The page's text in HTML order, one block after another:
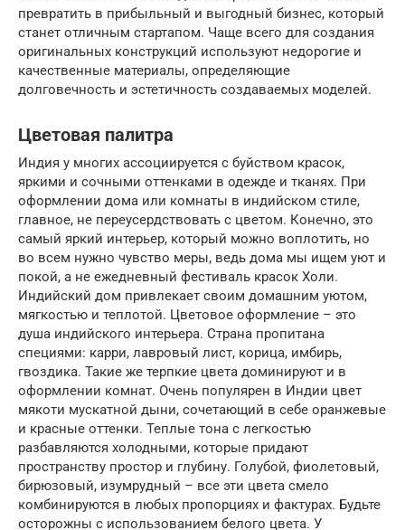
превратить в прибыльный и выгодный бизнес, который
станет отличным стартапом. Чаще всего для создания
оригинальных конструкций используют недорогие и
качественные материалы, определяющие
долговечность и эстетичность создаваемых моделей.
Цветовая палитра
Индия у многих ассоциируется с буйством красок,
яркими и сочными оттенками в одежде и тканях. При
оформлении дома или комнаты в индийском стиле,
главное, не переусердствовать с цветом. Конечно, это
самый яркий интерьер, который можно воплотить, но
во всем нужно чувство меры, ведь дома мы ищем уют и
покой, а не ежедневный фестиваль красок Холи.
Индийский дом привлекает своим домашним уютом,
мягкостью и теплотой. Цветовое оформление – это
душа индийского интерьера. Страна пропитана
специями: карри, лавровый лист, корица, имбирь,
гвоздика. Такие же терпкие цвета доминируют и в
оформлении комнат. Очень популярен в Индии цвет
мякоти мускатной дыни, сочетающий в себе оранжевые
и красные оттенки. Теплые тона с легкостью
разбавляются холодными, которые придают
пространству простор и глубину. Голубой, фиолетовый,
бирюзовый, изумрудный – все эти цвета смело
комбинируются в любых пропорциях и фактурах. Будьте
осторожны с использованием белого цвета. У